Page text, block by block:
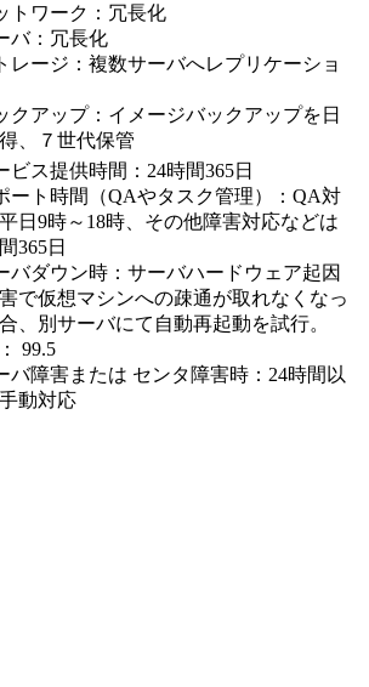
トワーク：冗長化
バ：冗長化
レージ：複数サーバへレプリケーショ
クアップ：イメージバックアップを日
、７世代保管
ビス提供時間：24時間365日
ート時間（QAやタスク管理）：QA対
日9時～18時、その他障害対応などは
365日
バダウン時：サーバハードウェア起因
で仮想マシンへの疎通が取れなくなっ
、別サーバにて自動再起動を試行。
99.5
バ障害または センタ障害時：24時間以
動対応